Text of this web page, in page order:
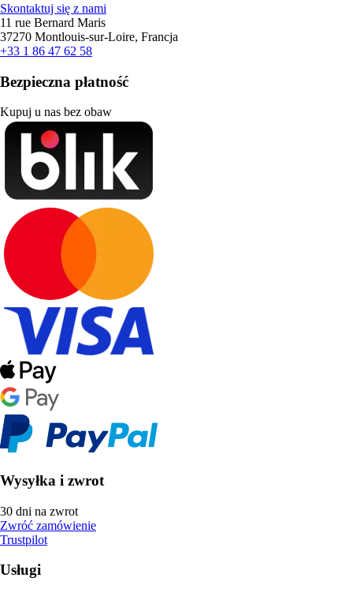
Skontaktuj się z nami
11 rue Bernard Maris
37270 Montlouis-sur-Loire, Francja
+33 1 86 47 62 58
Bezpieczna płatność
Kupuj u nas bez obaw
Wysyłka i zwrot
30 dni na zwrot
Zwróć zamówienie
Trustpilot
Usługi